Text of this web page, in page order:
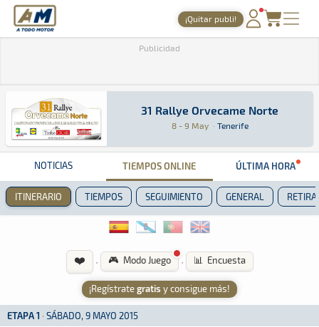
A Todo Motor · Revista del motor desde 1999
¡Quitar publi!
NOTICIAS
AGENDA
GALERÍAS
TIENDA
ARCHIVO
Publicidad
31 Rallye Orvecame Norte
31 Rallye Orvecame Norte
8 - 9 May · Tenerife
Rally · 31 Rallye Orvecame Norte: Aquí
Tenerife
NOTICIAS TIEMPOS ONLINE ÚLTIMA HORA
ITINERARIO TIEMPOS SEGUIMIENTO GENERAL
❤️ · 🎮 Modo Juego · 📊 Encuesta
¡Regístrategratis y consigue más!
ETAPA 1 · SÁBADO, 9 MAYO 2015